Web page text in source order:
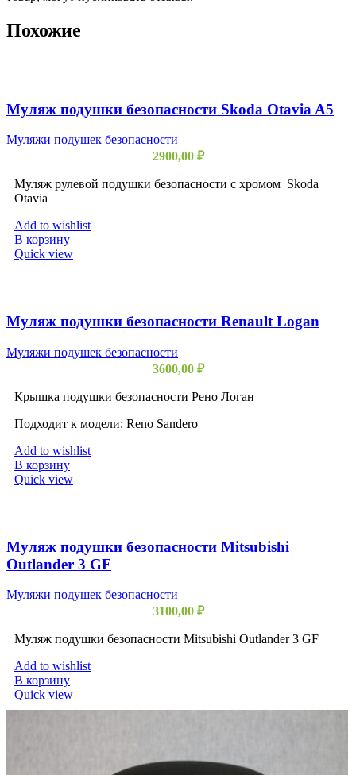
Похожие
Муляж подушки безопасности Skoda Otavia A5
Муляжи подушек безопасности
2900,00 ₽
Муляж рулевой подушки безопасности с хромом Skoda
Otavia
Add to wishlist
В корзину
Quick view
Муляж подушки безопасности Renault Logan
Муляжи подушек безопасности
3600,00 ₽
Крышка подушки безопасности Рено Логан
Подходит к модели: Reno Sandero
Add to wishlist
В корзину
Quick view
Муляж подушки безопасности Mitsubishi
Outlander 3 GF
Муляжи подушек безопасности
3100,00 ₽
Муляж подушки безопасности Mitsubishi Outlander 3 GF
Add to wishlist
В корзину
Quick view